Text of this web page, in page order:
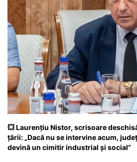
💥 Laurențiu Nistor, scrisoare
țării: „Dacă nu se intervine acum,
devină un cimitir industrial și social”